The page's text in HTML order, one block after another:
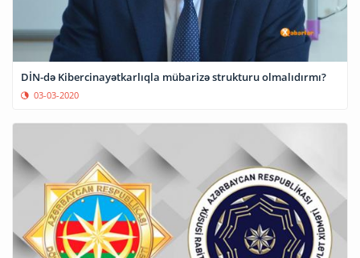
DİN-də Kibercinayətkarlıqla mübarizə strukturu olmalıdırmı?
03-03-2020